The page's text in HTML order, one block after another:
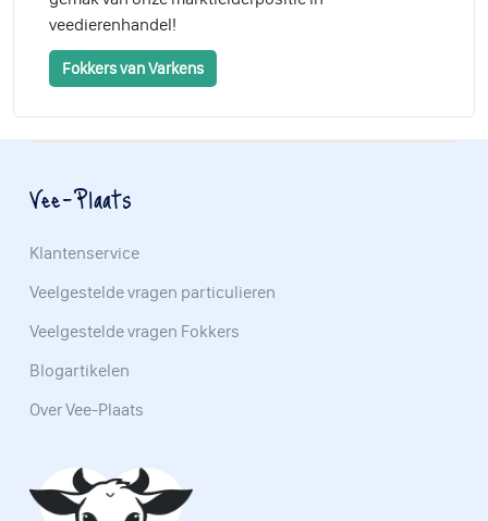
veedierenhandel!
Fokkers van Varkens
Vee-Plaats
Klantenservice
Veelgestelde vragen particulieren
Veelgestelde vragen Fokkers
Blogartikelen
Over Vee-Plaats